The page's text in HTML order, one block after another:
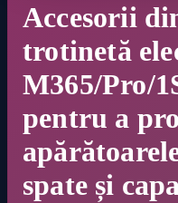
Accesorii
trotinetă
M365/Pro/
pentru a
spate și